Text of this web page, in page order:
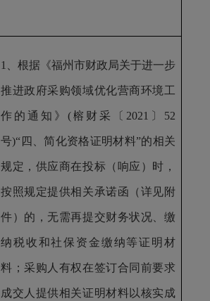
1、根据《福州市财政局关于进一步
推进政府采购领域优化营商环境工
作的通知》(榕财采〔2021〕52
号)“四、简化资格证明材料”的相关
规定，供应商在投标（响应）时，
按照规定提供相关承诺函（详见附
件）的，无需再提交财务状况、缴
纳税收和社保资金缴纳等证明材
料；采购人有权在签订合同前要求
成交人提供相关证明材料以核实成